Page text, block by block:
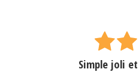
Simple joli